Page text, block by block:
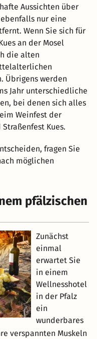
Aussichten über
nur eine
Wenn Sie sich für
an der Mosel
die alten
Übrigens werden
Jahr unterschiedliche
bei denen sich alles
Weinfest der
Kues.
fragen Sie
möglichen
pfälzischen
Zunächst
einmal
erwartet Sie
in einem
Wellnesshotel
in der Pfalz
ein
wunderbares
verspannten Muskeln